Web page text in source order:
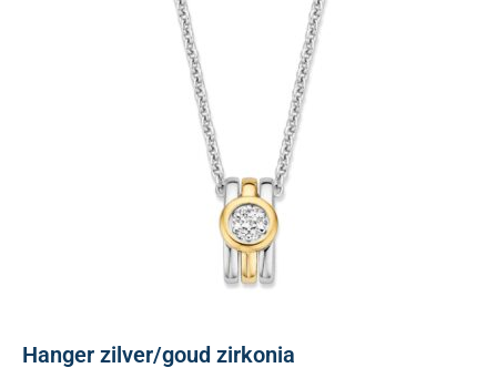
Hanger zilver/goud zirkonia